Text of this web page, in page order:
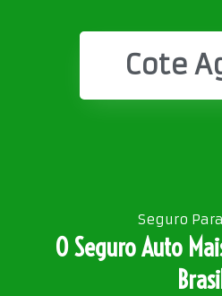
Cote
Seguro
O Seguro Auto
Brasil